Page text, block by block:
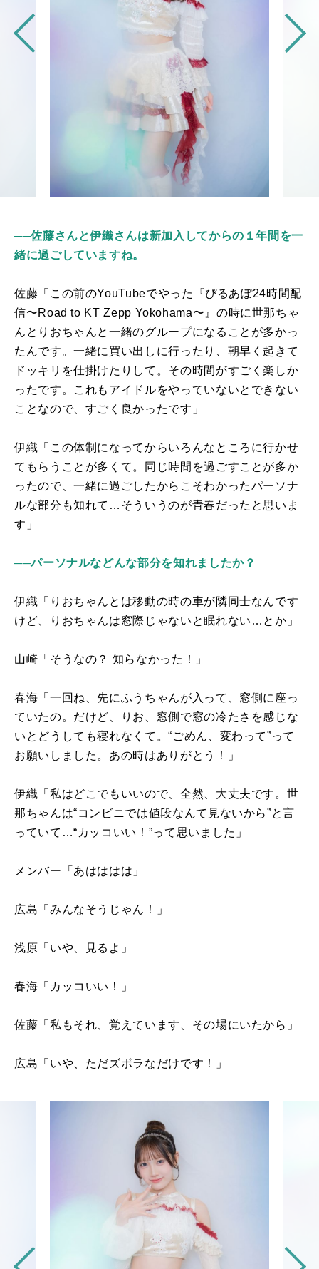
──佐藤さんと伊織さんは新加入してからの１年間を一
緒に過ごしていますね。
佐藤「この前のYouTubeでやった『ぴるあぽ24時間配
信〜Road to KT Zepp Yokohama〜』の時に世那ちゃ
んとりおちゃんと一緒のグループになることが多かっ
たんです。一緒に買い出しに行ったり、朝早く起きて
ドッキリを仕掛けたりして。その時間がすごく楽しか
ったです。これもアイドルをやっていないとできない
ことなので、すごく良かったです」
伊織「この体制になってからいろんなところに行かせ
てもらうことが多くて。同じ時間を過ごすことが多か
ったので、一緒に過ごしたからこそわかったパーソナ
ルな部分も知れて…そういうのが青春だったと思いま
す」
──パーソナルなどんな部分を知れましたか？
伊織「りおちゃんとは移動の時の車が隣同士なんです
けど、りおちゃんは窓際じゃないと眠れない…とか」
山崎「そうなの？ 知らなかった！」
春海「一回ね、先にふうちゃんが入って、窓側に座っ
ていたの。だけど、りお、窓側で窓の冷たさを感じな
いとどうしても寝れなくて。“ごめん、変わって”って
お願いしました。あの時はありがとう！」
伊織「私はどこでもいいので、全然、大丈夫です。世
那ちゃんは“コンビニでは値段なんて見ないから”と言
っていて…“カッコいい！”って思いました」
メンバー「あはははは」
広島「みんなそうじゃん！」
浅原「いや、見るよ」
春海「カッコいい！」
佐藤「私もそれ、覚えています、その場にいたから」
広島「いや、ただズボラなだけです！」